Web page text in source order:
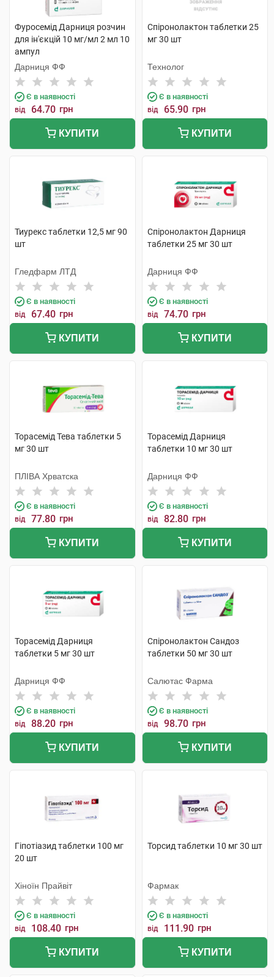
Фуросемід Дарниця розчин
для ін'єкцій 10 мг/мл 2 мл 10
ампул
Дарниця ФФ
Є в наявності
від 64.70 грн
КУПИТИ
Спіронолактон таблетки 25
мг 30 шт
Технолог
Є в наявності
від 65.90 грн
КУПИТИ
Тиурекс таблетки 12,5 мг 90
шт
Гледфарм ЛТД
Є в наявності
від 67.40 грн
КУПИТИ
Спіронолактон Дарниця
таблетки 25 мг 30 шт
Дарниця ФФ
Є в наявності
від 74.70 грн
КУПИТИ
Торасемід Тева таблетки 5
мг 30 шт
ПЛІВА Хрватска
Є в наявності
від 77.80 грн
КУПИТИ
Торасемід Дарниця
таблетки 10 мг 30 шт
Дарниця ФФ
Є в наявності
від 82.80 грн
КУПИТИ
Торасемід Дарниця
таблетки 5 мг 30 шт
Дарниця ФФ
Є в наявності
від 88.20 грн
КУПИТИ
Спіронолактон Сандоз
таблетки 50 мг 30 шт
Салютас Фарма
Є в наявності
від 98.70 грн
КУПИТИ
Гіпотіазид таблетки 100 мг
20 шт
Хіноїн Прайвіт
Є в наявності
від 108.40 грн
КУПИТИ
Торсид таблетки 10 мг 30 шт
Фармак
Є в наявності
від 111.90 грн
КУПИТИ